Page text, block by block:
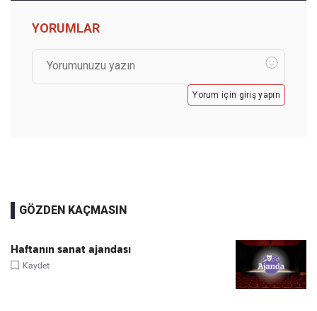
YORUMLAR
Yorum için giriş yapın
GÖZDEN KAÇMASIN
Haftanın sanat ajandası
Kaydet